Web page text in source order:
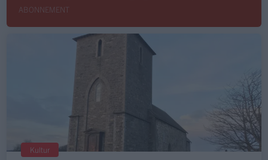
ABONNEMENT
Kultur